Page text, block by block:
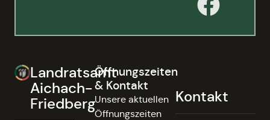
Landratsamt
Aichach-
Friedberg
Öffnungszeiten
& Kontakt
Unsere aktuellen
Öffnungszeiten
Kontakt